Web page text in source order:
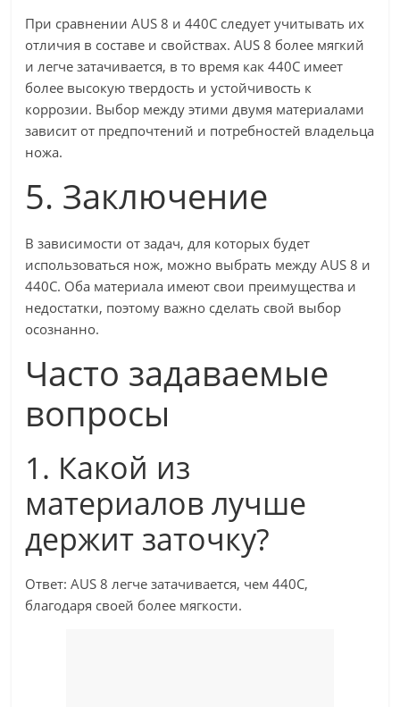
При сравнении AUS 8 и 440C следует учитывать их
отличия в составе и свойствах. AUS 8 более мягкий
и легче затачивается, в то время как 440C имеет
более высокую твердость и устойчивость к
коррозии. Выбор между этими двумя материалами
зависит от предпочтений и потребностей владельца
ножа.
5. Заключение
В зависимости от задач, для которых будет
использоваться нож, можно выбрать между AUS 8 и
440C. Оба материала имеют свои преимущества и
недостатки, поэтому важно сделать свой выбор
осознанно.
Часто задаваемые
вопросы
1. Какой из
материалов лучше
держит заточку?
Ответ: AUS 8 легче затачивается, чем 440C,
благодаря своей более мягкости.